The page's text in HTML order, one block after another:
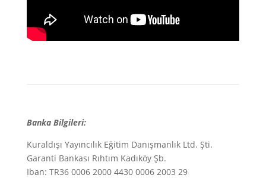
Banka Bilgileri:
Kuraldışı Yayıncılık Eğitim Danışmanlık Ltd. Şti.
Garanti Bankası Rıhtım Kadıköy Şb.
Iban: TR36 0006 2000 4430 0006 2003 29